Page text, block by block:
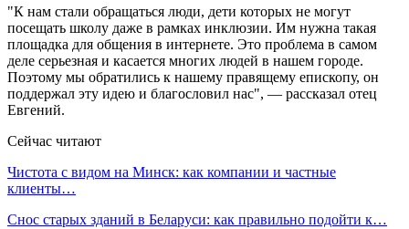
"К нам стали обращаться люди, дети которых не могут
посещать школу даже в рамках инклюзии. Им нужна такая
площадка для общения в интернете. Это проблема в самом
деле серьезная и касается многих людей в нашем городе.
Поэтому мы обратились к нашему правящему епископу, он
поддержал эту идею и благословил нас", — рассказал отец
Евгений.
Сейчас читают
Чистота с видом на Минск: как компании и частные
клиенты…
Снос старых зданий в Беларуси: как правильно подойти к…